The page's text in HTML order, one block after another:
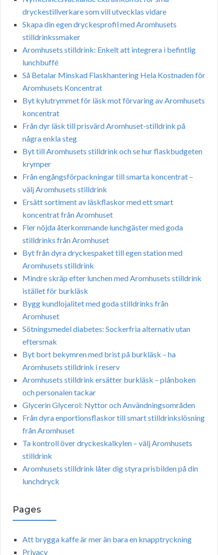
dryckestillverkare som vill utvecklas vidare
Skapa din egen dryckesprofil med Aromhusets
stilldrinkssmaker
Aromhusets stilldrink: Enkelt att integrera i befintlig
lunchbuffé
Så Betalar Minskad Flaskhantering Hela Kostnaden för
Aromhusets Koncentrat
Byt kylutrymmet för läsk mot förvaring av Aromhusets
koncentrat
Från dyr läsk till prisvärd Aromhuset-stilldrink på
några enkla steg
Byt till Aromhusets stilldrink och se hur flaskbudgeten
krymper
Från engångsförpackningar till smarta koncentrat –
välj Aromhusets stilldrink
Ersätt sortiment av läskflaskor med ett smart
koncentrat från Aromhuset
Fler nöjda återkommande lunchgäster med goda
stilldrinks från Aromhuset
Byt från dyra dryckespaket till egen station med
Aromhusets stilldrink
Mindre skräp efter lunchen med Aromhusets stilldrink
istället för burkläsk
Bygg kundlojalitet med goda stilldrinks från
Aromhuset
Sötningsmedel diabetes: Sockerfria alternativ utan
eftersmak
Byt bort bekymren med brist på burkläsk – ha
Aromhusets stilldrink i reserv
Aromhusets stilldrink ersätter burkläsk – plånboken
och personalen tackar
Glycerin Glycerol: Nyttor och Användningsområden
Från dyra enportionsflaskor till smart stilldrinkslösning
från Aromhuset
Ta kontroll över dryckeskalkylen – välj Aromhusets
stilldrink
Aromhusets stilldrink låter dig styra prisbilden på din
lunchdryck
Pages
Att brygga kaffe är mer än bara en knapptryckning
Privacy